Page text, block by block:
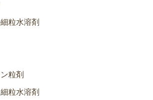
粒水溶剤
粒剤
粒水溶剤